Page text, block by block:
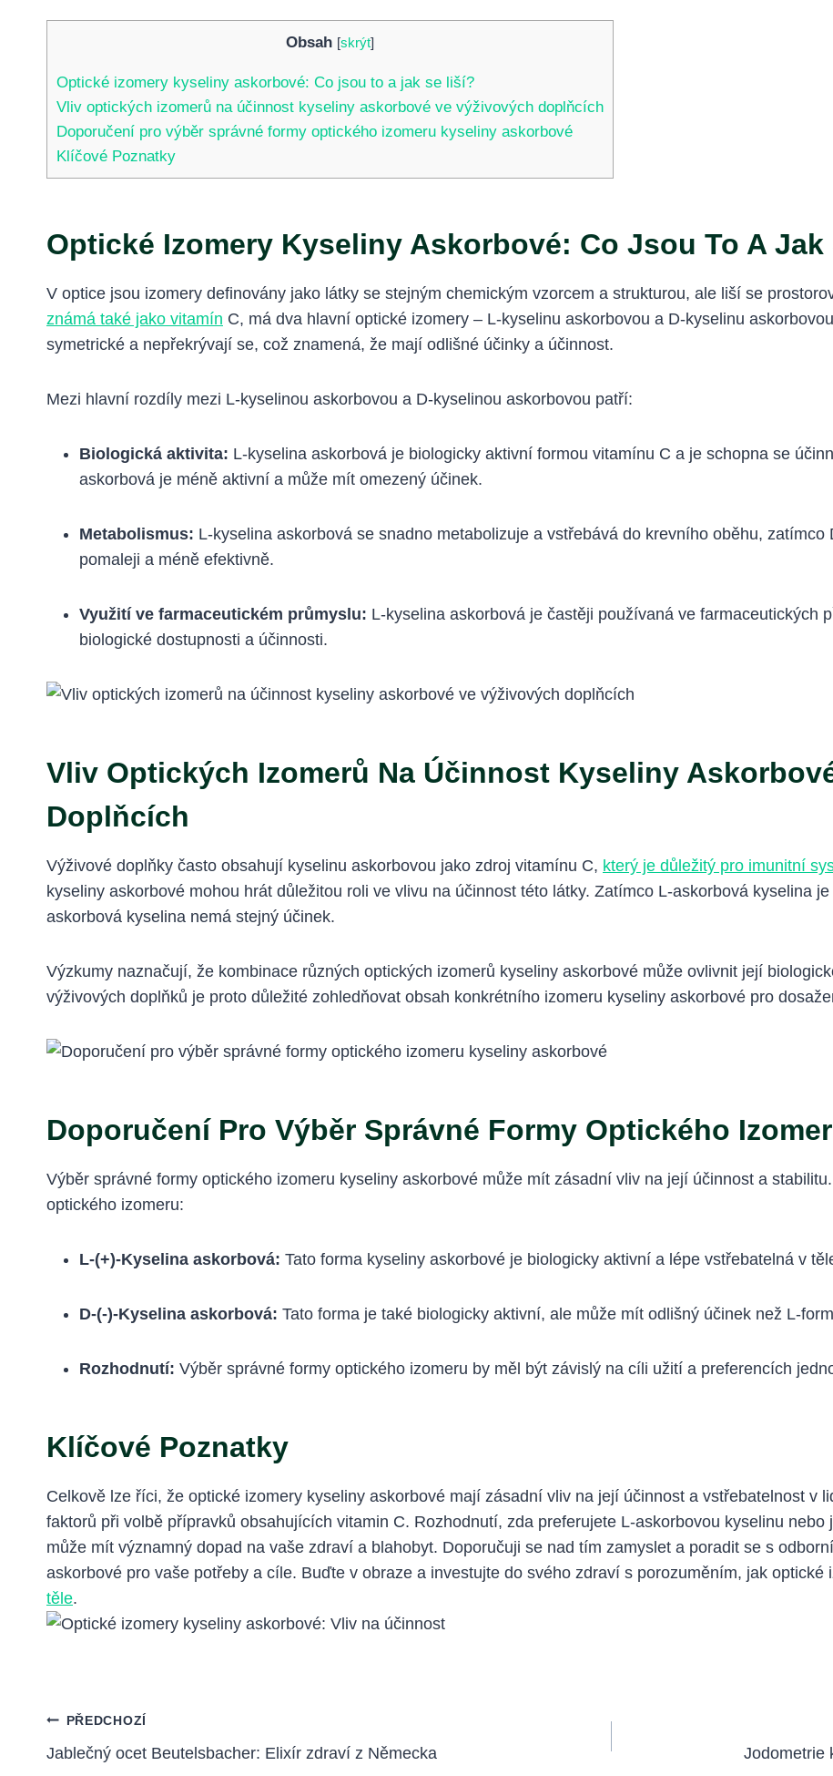
Obsah [skrýt]
Optické izomery kyseliny askorbové: Co jsou to a jak se liší?
Vliv optických izomerů na účinnost kyseliny askorbové ve výživových doplňcích
Doporučení pro výběr správné formy optického izomeru kyseliny askorbové
Klíčové Poznatky
Optické Izomery Kyseliny Askorbové: Co Jsou To A Jak
V optice jsou izomery definovány jako látky se stejným chemickým vzorcem a strukturou, ale liší se
známá také jako vitamín C, má dva hlavní optické izomery – L-kyselinu askorbovou a D-kyselinu
symetrické a nepřekrývají se, což znamená, že mají odlišné účinky a účinnost.
Mezi hlavní rozdíly mezi L-kyselinou askorbovou a D-kyselinou askorbovou patří:
Biologická aktivita: L-kyselina askorbová je biologicky aktivní formou vitamínu C a je schopna se
askorbová je méně aktivní a může mít omezený účinek.
Metabolismus: L-kyselina askorbová se snadno metabolizuje a vstřebává do krevního oběhu,
pomaleji a méně efektivně.
Využití ve farmaceutickém průmyslu: L-kyselina askorbová je častěji používaná ve farmaceutických
biologické dostupnosti a účinnosti.
Vliv Optických Izomerů Na Účinnost Kyseliny
Doplňcích
Výživové doplňky často obsahují kyselinu askorbovou jako zdroj vitamínu C, který je důležitý pro imunitní
kyseliny askorbové mohou hrát důležitou roli ve vlivu na účinnost této látky. Zatímco L-askorbová kyselina
askorbová kyselina nemá stejný účinek.
Výzkumy naznačují, že kombinace různých optických izomerů kyseliny askorbové může ovlivnit její
výživových doplňků je proto důležité zohledňovat obsah konkrétního izomeru kyseliny askorbové pro
Doporučení Pro Výběr Správné Formy Optického
Výběr správné formy optického izomeru kyseliny askorbové může mít zásadní vliv na její účinnost a
optického izomeru:
L-(+)-Kyselina askorbová: Tato forma kyseliny askorbové je biologicky aktivní a lépe vstřebatelná v
D-(-)-Kyselina askorbová: Tato forma je také biologicky aktivní, ale může mít odlišný účinek než L-
Rozhodnutí: Výběr správné formy optického izomeru by měl být závislý na cíli užití a preferencích
Klíčové Poznatky
Celkově lze říci, že optické izomery kyseliny askorbové mají zásadní vliv na její účinnost a vstřebatelnost v
faktorů při volbě přípravků obsahujících vitamin C. Rozhodnutí, zda preferujete L-askorbovou kyselinu
může mít významný dopad na vaše zdraví a blahobyt. Doporučuji se nad tím zamyslet a poradit se s
askorbové pro vaše potřeby a cíle. Buďte v obraze a investujte do svého zdraví s porozuměním, jak
těle.
Navigace
PŘEDCHOZÍ
Jablečný ocet Beutelsbacher: Elixír zdraví z Německa Jodometrie